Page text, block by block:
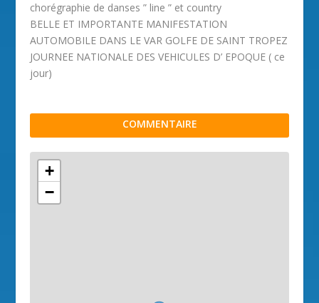
chorégraphie de danses ” line ” et country
BELLE ET IMPORTANTE MANIFESTATION
AUTOMOBILE DANS LE VAR GOLFE DE SAINT TROPEZ
JOURNEE NATIONALE DES VEHICULES D’ EPOQUE ( ce
jour)
COMMENTAIRE
+
−